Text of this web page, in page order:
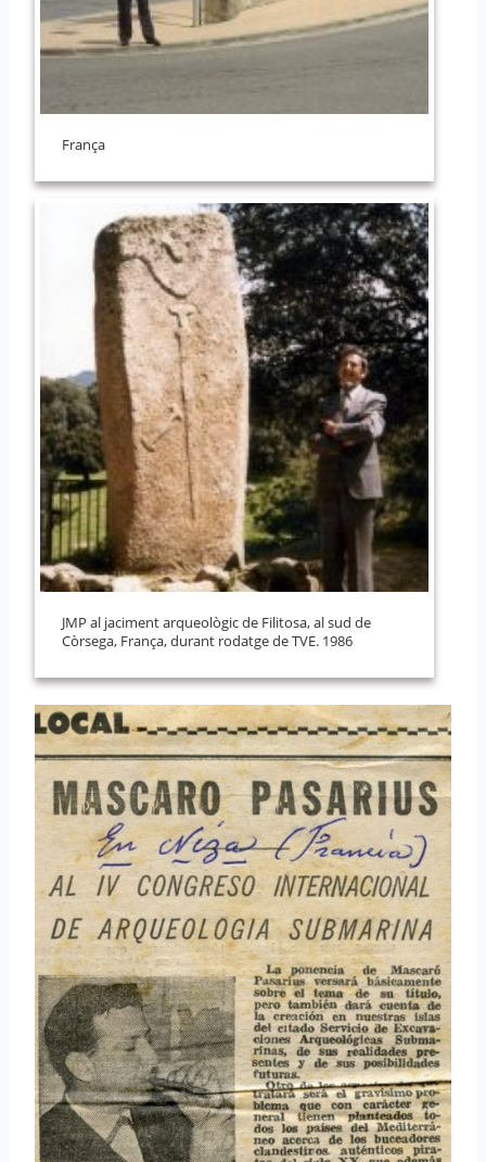
França
JMP al jaciment arqueològic de Filitosa, al sud de
Còrsega, França, durant rodatge de TVE. 1986